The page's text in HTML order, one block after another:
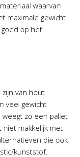
waarvan
maximale gewicht.
op het
van hout
veel gewicht
weegt zo een pallet
niet makkelijk met
die ook
kunststof.